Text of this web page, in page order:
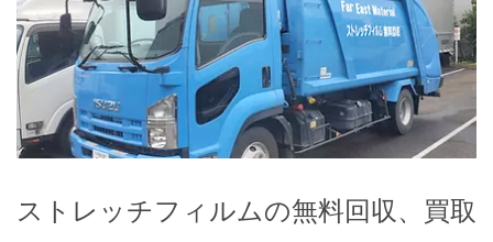
ストレッチフィルムの無料回収、買取